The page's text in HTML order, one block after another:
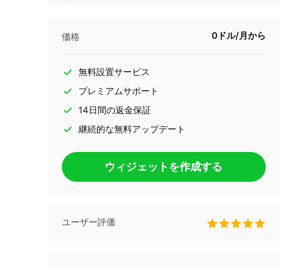
価格 0ドル/月から
無料設置サービス
プレミアムサポート
14日間の返金保証
継続的な無料アップデート
ウィジェットを作成する
ユーザー評価